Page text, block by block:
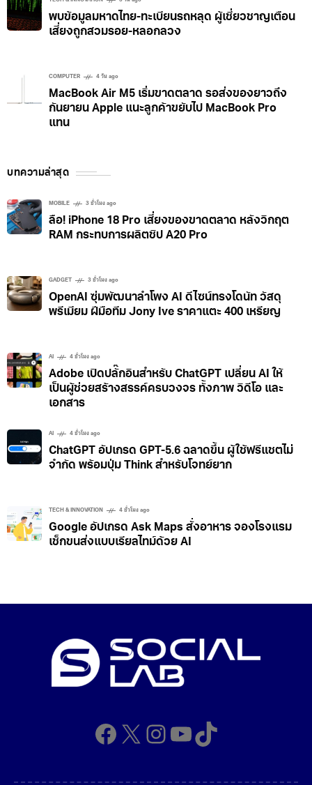
พบข้อมูลมหาดไทย-ทะเบียนรถหลุด ผู้เชี่ยวชาญเตือน
เสี่ยงถูกสวมรอย-หลอกลวง
COMPUTER 4 วัน ago
MacBook Air M5 เริ่มขาดตลาด รอส่งของยาวถึง
กันยายน Apple แนะลูกค้าขยับไป MacBook Pro
แทน
บทความล่าสุด
MOBILE 3 ชั่วโมง ago
ลือ! iPhone 18 Pro เสี่ยงของขาดตลาด หลังวิกฤต
RAM กระทบการผลิตชิป A20 Pro
GADGET 3 ชั่วโมง ago
OpenAI ซุ่มพัฒนาลำโพง AI ดีไซน์ทรงโดนัท วัสดุ
พรีเมียม ฝีมือทีม Jony Ive ราคาแตะ 400 เหรียญ
AI 4 ชั่วโมง ago
Adobe เปิดปลั๊กอินสำหรับ ChatGPT เปลี่ยน AI ให้
เป็นผู้ช่วยสร้างสรรค์ครบวงจร ทั้งภาพ วิดีโอ และ
เอกสาร
AI 4 ชั่วโมง ago
ChatGPT อัปเกรด GPT-5.6 ฉลาดขึ้น ผู้ใช้ฟรีแชตไม่
จำกัด พร้อมปุ่ม Think สำหรับโจทย์ยาก
TECH & INNOVATION 4 ชั่วโมง ago
Google อัปเกรด Ask Maps สั่งอาหาร จองโรงแรม
เช็กขนส่งแบบเรียลไทม์ด้วย AI
Facebook
X Instagram
YouTube
TikTok